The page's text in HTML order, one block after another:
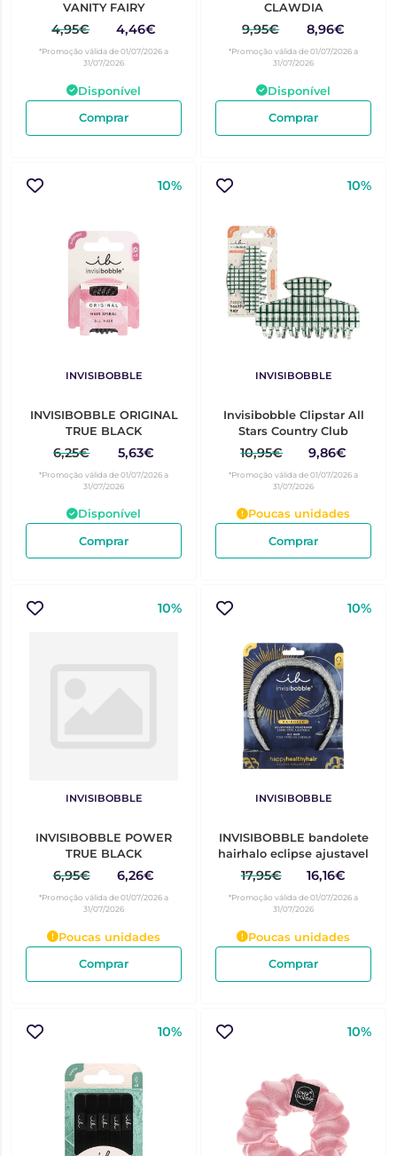
VANITY FAIRY
4,95€ 4,46€
*Promoção válida de 01/07/2026 a
31/07/2026
Disponível
Comprar
CLAWDIA
9,95€ 8,96€
*Promoção válida de 01/07/2026 a
31/07/2026
Disponível
Comprar
10%
INVISIBOBBLE
INVISIBOBBLE ORIGINAL
TRUE BLACK
6,25€ 5,63€
*Promoção válida de 01/07/2026 a
31/07/2026
Disponível
Comprar
10%
INVISIBOBBLE
Invisibobble Clipstar All
Stars Country Club
10,95€ 9,86€
*Promoção válida de 01/07/2026 a
31/07/2026
Poucas unidades
Comprar
10%
INVISIBOBBLE
INVISIBOBBLE POWER
TRUE BLACK
6,95€ 6,26€
*Promoção válida de 01/07/2026 a
31/07/2026
Poucas unidades
Comprar
10%
INVISIBOBBLE
INVISIBOBBLE bandolete
hairhalo eclipse ajustavel
17,95€ 16,16€
*Promoção válida de 01/07/2026 a
31/07/2026
Poucas unidades
Comprar
10% 10%